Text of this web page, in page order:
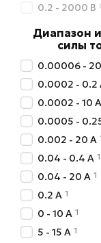
0.2 - 2000 B
Диапазон
силы
0.00006 -
0.0002 - 0.2
0.0002 - 10 А
0.0005 -
0.002 - 20 А
0.04 - 0.4 А 1
0.04 - 20 А 1
0.2 А 1
0 - 10 А 1
5 - 15 А 1